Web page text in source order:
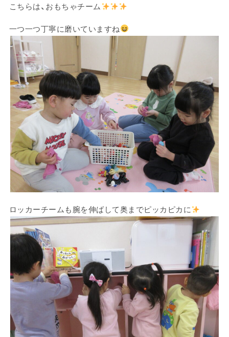
こちらは、おもちゃチーム
一つ一つ丁寧に磨いていますね
ロッカーチームも腕を伸ばして奥までピッカピカに